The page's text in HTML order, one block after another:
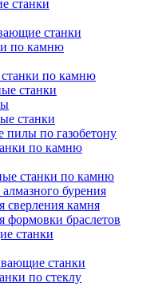
станки
станки
по камню
станки по камню
станки
станки
пилы по газобетону
по камню
станки по камню
бурения
сверления камня
формовки браслетов
станки
станки
по стеклу